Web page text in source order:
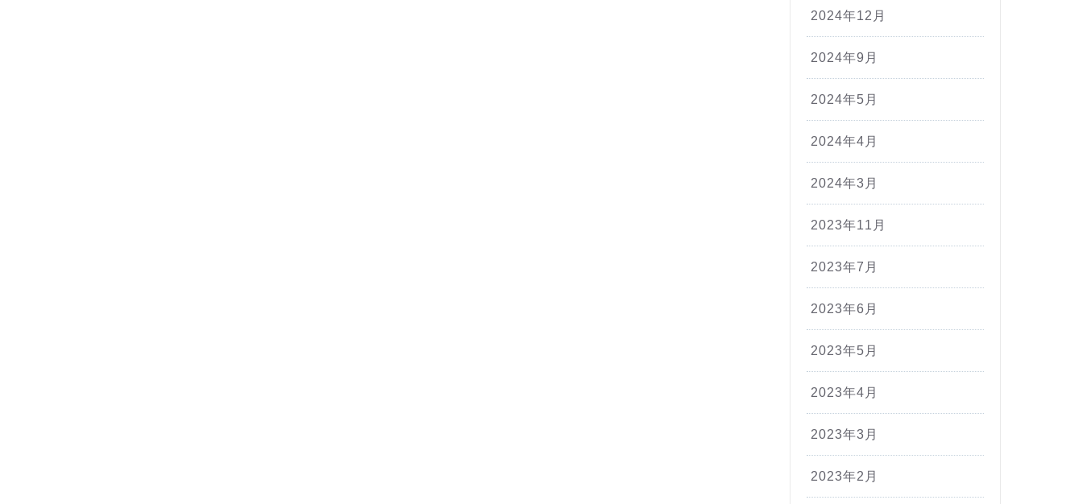
2024年12月
2024年9月
2024年5月
2024年4月
2024年3月
2023年11月
2023年7月
2023年6月
2023年5月
2023年4月
2023年3月
2023年2月